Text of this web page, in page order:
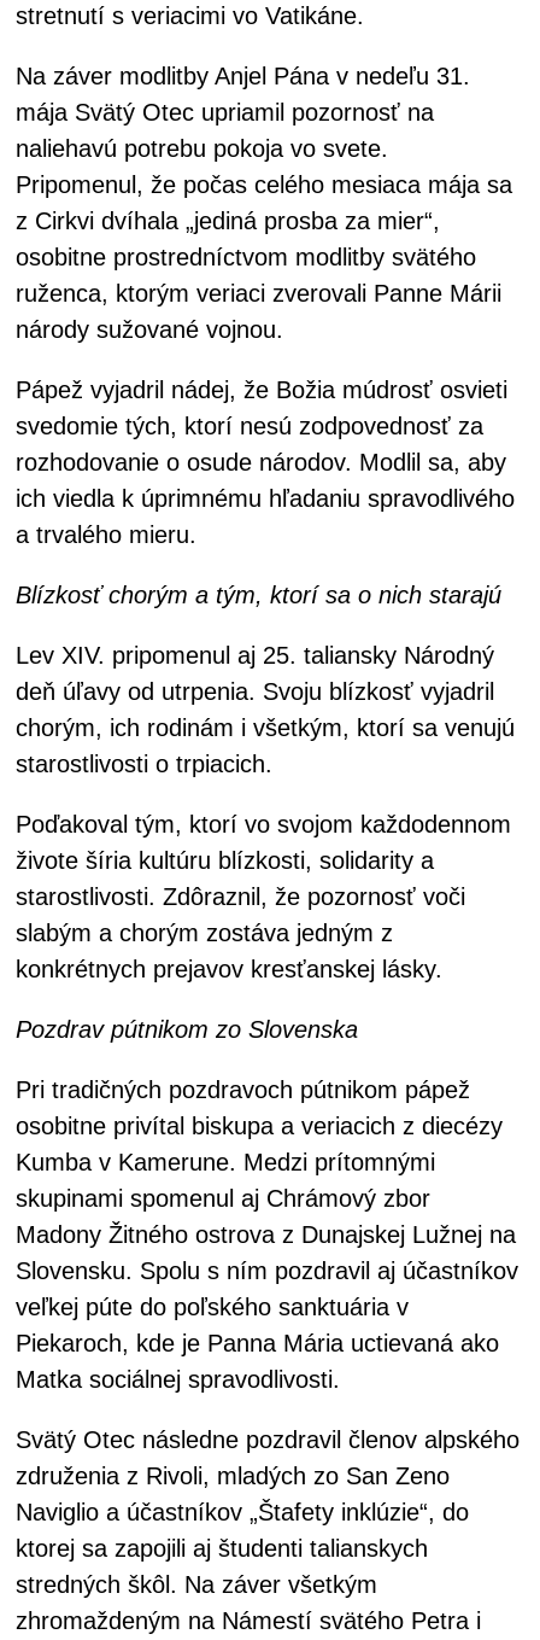
stretnutí s veriacimi vo Vatikáne.
Na záver modlitby Anjel Pána v nedeľu 31.
mája Svätý Otec upriamil pozornosť na
naliehavú potrebu pokoja vo svete.
Pripomenul, že počas celého mesiaca mája sa
z Cirkvi dvíhala „jediná prosba za mier“,
osobitne prostredníctvom modlitby svätého
ruženca, ktorým veriaci zverovali Panne Márii
národy sužované vojnou.
Pápež vyjadril nádej, že Božia múdrosť osvieti
svedomie tých, ktorí nesú zodpovednosť za
rozhodovanie o osude národov. Modlil sa, aby
ich viedla k úprimnému hľadaniu spravodlivého
a trvalého mieru.
Blízkosť chorým a tým, ktorí sa o nich starajú
Lev XIV. pripomenul aj 25. taliansky Národný
deň úľavy od utrpenia. Svoju blízkosť vyjadril
chorým, ich rodinám i všetkým, ktorí sa venujú
starostlivosti o trpiacich.
Poďakoval tým, ktorí vo svojom každodennom
živote šíria kultúru blízkosti, solidarity a
starostlivosti. Zdôraznil, že pozornosť voči
slabým a chorým zostáva jedným z
konkrétnych prejavov kresťanskej lásky.
Pozdrav pútnikom zo Slovenska
Pri tradičných pozdravoch pútnikom pápež
osobitne privítal biskupa a veriacich z diecézy
Kumba v Kamerune. Medzi prítomnými
skupinami spomenul aj Chrámový zbor
Madony Žitného ostrova z Dunajskej Lužnej na
Slovensku. Spolu s ním pozdravil aj účastníkov
veľkej púte do poľského sanktuária v
Piekaroch, kde je Panna Mária uctievaná ako
Matka sociálnej spravodlivosti.
Svätý Otec následne pozdravil členov alpského
združenia z Rivoli, mladých zo San Zeno
Naviglio a účastníkov „Štafety inklúzie“, do
ktorej sa zapojili aj študenti talianskych
stredných škôl. Na záver všetkým
zhromaždeným na Námestí svätého Petra i